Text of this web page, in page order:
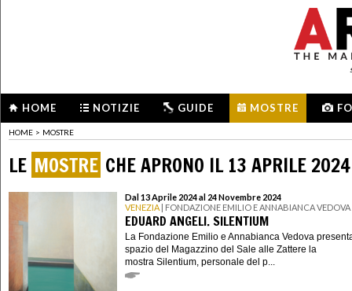
HOME NOTIZIE GUIDE MOSTRE
HOME > MOSTRE
LE MOSTRE CHE APRONO IL 13 APRILE 2024
Dal 13 Aprile 2024 al 24 Novembre 2024
VENEZIA | FONDAZIONE EMILIO E ANNABIANCA VEDOVA
EDUARD ANGELI. SILENTIUM
La Fondazione Emilio e Annabianca Vedova
spazio del Magazzino del Sale alle Zattere la
mostra Silentium, personale del p...